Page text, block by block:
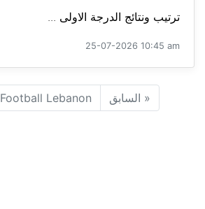
ترتيب ونتائج الدرجة الاولى ...
25-07-2026 10:45 am
« السابق Football Lebanon